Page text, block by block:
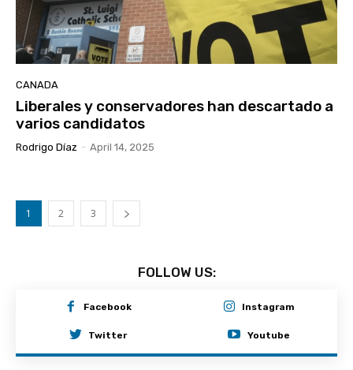
CANADA
Liberales y conservadores han descartado a
varios candidatos
Rodrigo Díaz - April 14, 2025
1 2 3
FOLLOW US:
Facebook Instagram
Twitter Youtube